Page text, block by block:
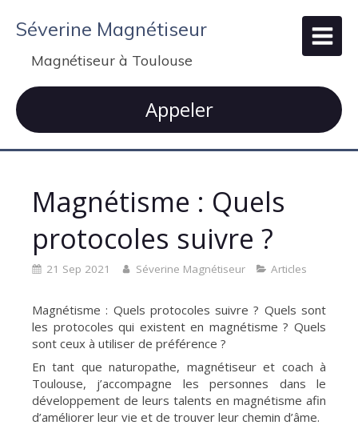
Séverine Magnétiseur
Magnétiseur à Toulouse
Appeler
Magnétisme : Quels
protocoles suivre ?
21 Sep 2021 Séverine Magnétiseur Articles
Magnétisme : Quels protocoles suivre ? Quels sont
les protocoles qui existent en magnétisme ? Quels
sont ceux à utiliser de préférence ?
En tant que naturopathe, magnétiseur et coach à
Toulouse, j’accompagne les personnes dans le
développement de leurs talents en magnétisme afin
d’améliorer leur vie et de trouver leur chemin d’âme.